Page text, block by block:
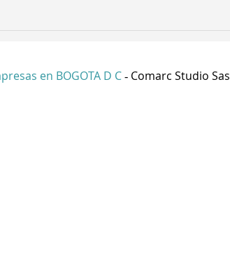
en BOGOTA D C - Comarc Studio Sas